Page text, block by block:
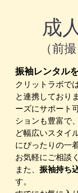
成
（前
振袖レンタル
クリットラボで
と連携しており
ーズにサポート
ションも豊富で
ど幅広いスタイ
にぴったりの一
お気軽にご相談
また、 振袖持ち
す。